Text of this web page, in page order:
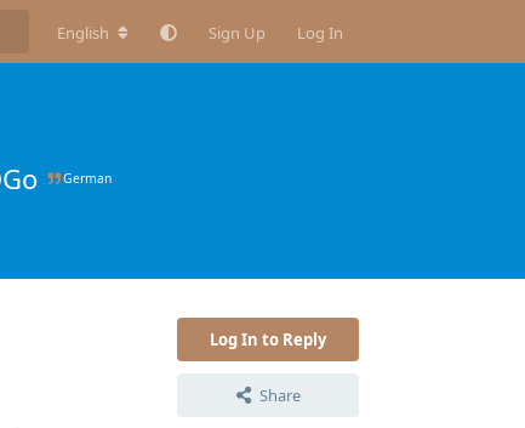
English Sign Up Log In
German
Log In to Reply
Share